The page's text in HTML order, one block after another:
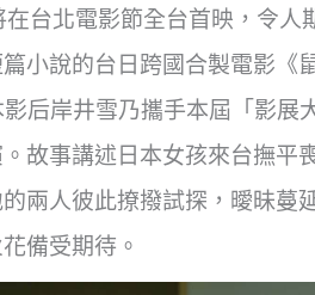
台北電影節全台首映，令人
小說的台日跨國合製電影《
后岸井雪乃攜手本屆「影展
故事講述日本女孩來台撫平
兩人彼此撩撥試探，曖昧蔓
備受期待。